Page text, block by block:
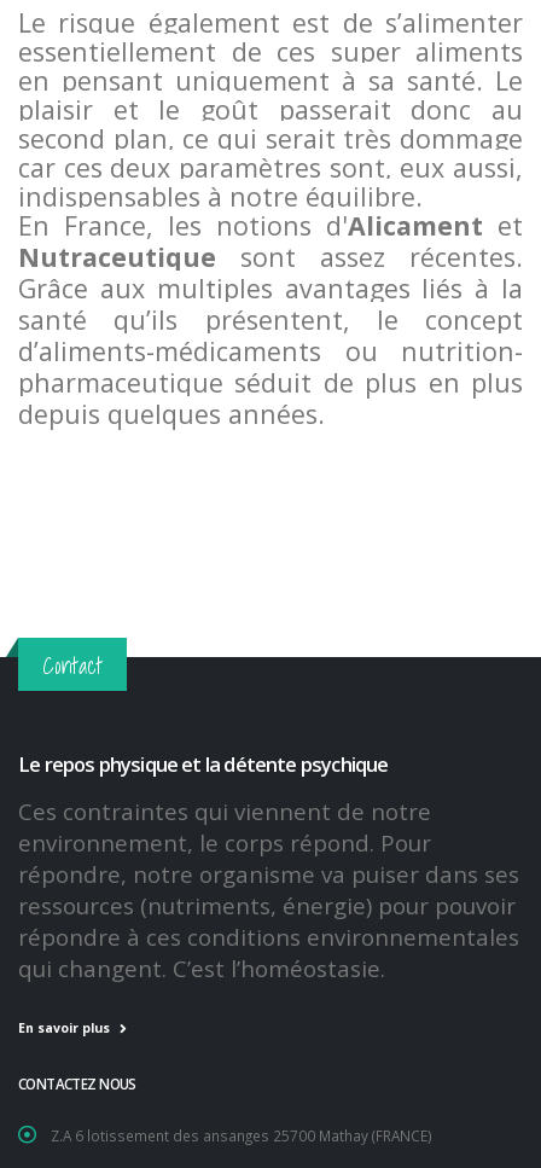
Le risque également est de s’alimenter
essentiellement de ces super aliments
en pensant uniquement à sa santé. Le
plaisir et le goût passerait donc au
second plan, ce qui serait très dommage
car ces deux paramètres sont, eux aussi,
indispensables à notre équilibre.
En France, les notions d'Alicament et
Nutraceutique sont assez récentes.
Grâce aux multiples avantages liés à la
santé qu’ils présentent, le concept
d’aliments-médicaments ou nutrition-
pharmaceutique séduit de plus en plus
depuis quelques années.
Contact
Le repos physique et la détente psychique
Ces contraintes qui viennent de notre
environnement, le corps répond. Pour
répondre, notre organisme va puiser dans ses
ressources (nutriments, énergie) pour pouvoir
répondre à ces conditions environnementales
qui changent. C’est l’homéostasie.
En savoir plus
CONTACTEZ NOUS
Z.A 6 lotissement des ansanges 25700 Mathay (FRANCE)